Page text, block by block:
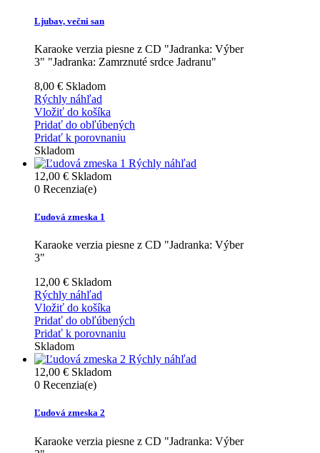
Ljubav, večni san
Karaoke verzia piesne z CD "Jadranka: Výber
3" "Jadranka: Zamrznuté srdce Jadranu"
8,00 € Skladom
Rýchly náhľad
Vložiť do košíka
Pridať do obľúbených
Pridať k porovnaniu
Skladom
Rýchly náhľad
12,00 € Skladom
0 Recenzia(e)
Ľudová zmeska 1
Karaoke verzia piesne z CD "Jadranka: Výber
3"
12,00 € Skladom
Rýchly náhľad
Vložiť do košíka
Pridať do obľúbených
Pridať k porovnaniu
Skladom
Rýchly náhľad
12,00 € Skladom
0 Recenzia(e)
Ľudová zmeska 2
Karaoke verzia piesne z CD "Jadranka: Výber